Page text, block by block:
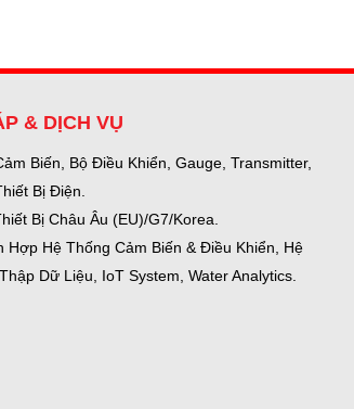
& DỊCH VỤ
Biến, Bộ Điều Khiển, Gauge, Transmitter,
Bị Điện.
Bị Châu Âu (EU)/G7/Korea.
Hợp Hệ Thống Cảm Biến & Điều Khiển, Hệ
Dữ Liệu, IoT System, Water Analytics.